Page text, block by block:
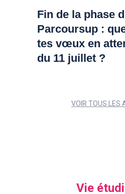
Fin de la phase
Parcoursup :
tes vœux en
du 11 juillet ?
VOIR TOUS LES
Vie